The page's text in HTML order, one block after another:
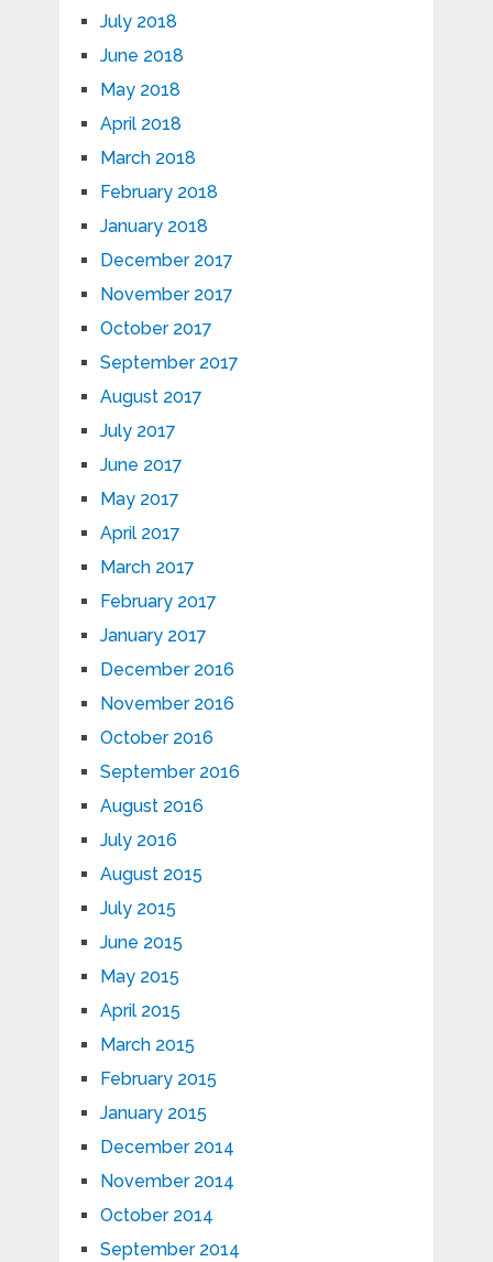
July 2018
June 2018
May 2018
April 2018
March 2018
February 2018
January 2018
December 2017
November 2017
October 2017
September 2017
August 2017
July 2017
June 2017
May 2017
April 2017
March 2017
February 2017
January 2017
December 2016
November 2016
October 2016
September 2016
August 2016
July 2016
August 2015
July 2015
June 2015
May 2015
April 2015
March 2015
February 2015
January 2015
December 2014
November 2014
October 2014
September 2014